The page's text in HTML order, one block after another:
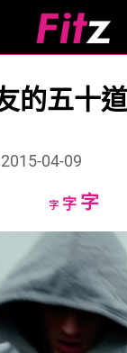
的五十
2015-04-09
字Decrease
字Reset
字
size.